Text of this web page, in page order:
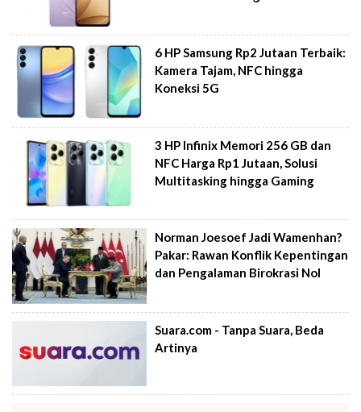
6 HP Samsung Rp2 Jutaan Terbaik:
Kamera Tajam, NFC hingga
Koneksi 5G
3 HP Infinix Memori 256 GB dan
NFC Harga Rp1 Jutaan, Solusi
Multitasking hingga Gaming
Norman Joesoef Jadi Wamenhan?
Pakar: Rawan Konflik Kepentingan
dan Pengalaman Birokrasi Nol
Suara.com - Tanpa Suara, Beda
Artinya